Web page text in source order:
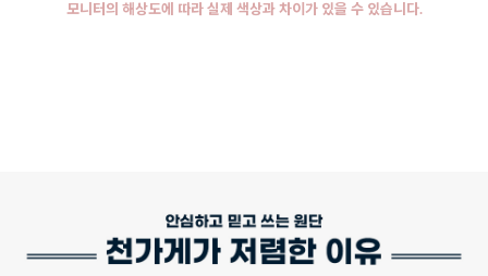
모니터의 해상도에 따라 실제 색상과 차이가 있을 수 있습니다.